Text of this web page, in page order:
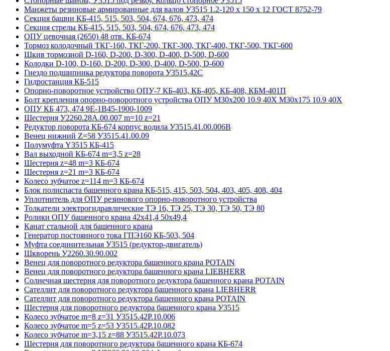
Манжеты резиновые армированные для валов У3515 1.2-120 x 150 x 12 ГОСТ 8752-79
Секция башни КБ-415, 515, 503, 504, 674, 676, 473, 474
Секция стрелы КБ-415, 515, 503, 504, 674, 676, 473, 474
ОПУ цевочная (2650) 48 отв. КБ-674
Тормоз колодочный ТКГ-160, ТКГ-200, ТКГ-300, ТКГ-400, ТКГ-500, ТКГ-600
Шкив тормозной D-160, D-200, D-300, D-400, D-500, D-600
Колодки D-100, D-160, D-200, D-300, D-400, D-500, D-600
Гнездо подшипника редуктора поворота У3515.42С
Гидростанция КБ-515
Опорно-поворотное устройство ОПУ-7 КБ-403, КБ-405, КБ-408, КБМ-401П
Болт крепления опорно-поворотного устройства ОПУ М30х200 10.9 40Х М30х175 10.9 40Х
ОПУ КБ 473, 474 9E-1B45-1900-1009
Шестерня У2260.28А.00.007 m=10 z=21
Редуктор поворота КБ-674 корпус водила У3515.41.00.006В
Венец нижний Z=58 У3515.41.00.09
Полумуфта Y3515 КБ-415
Вал выходной КБ-674 m=3,5 z=28
Шестерня z=48 m=3 КБ-674
Шестерня z=21 m=3 КБ-674
Колесо зубчатое z=114 m=3 КБ-674
Блок полиспаста башенного крана КБ-515, 415, 503, 504, 403, 405, 408, 404
Уплотнитель для ОПУ резинового опорно-поворотного устройства
Толкатели электрогидравлические ТЭ 16, ТЭ 25, ТЭ 30, ТЭ 50, ТЭ 80
Ролики ОПУ башенного крана 42х41,4 50х49,4
Канат стальной для башенного крана
Генератор постоянного тока ГПЭ160 КБ-503, 504
Муфта соединительная У3515 (редуктор-двигатель)
Шкворень У2260.30.90.002
Венец для поворотного редуктора башенного крана POTAIN
Венец для поворотного редуктора башенного крана LIEBHERR
Солнечная шестерня для поворотного редуктора башенного крана POTAIN
Сателлит для поворотного редуктора башенного крана LIEBHERR
Сателлит для поворотного редуктора башенного крана POTAIN
Шестерня для поворотного редуктора башенного крана У3515
Колесо зубчатое m=8 z=31 У3515.42P.10.006
Колесо зубчатое m=5 z=53 У3515.42P.10.082
Колесо зубчатое m=3,15 z=88 У3515.42P.10.073
Шестерня для поворотного редуктора башенного крана КБ-674